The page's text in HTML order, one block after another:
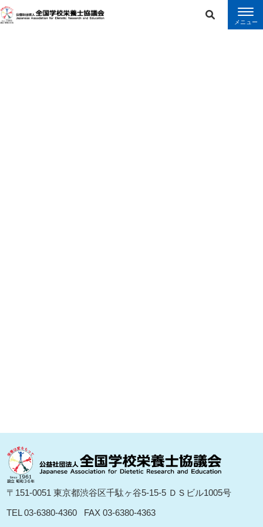
error
〒151-0051 東京都渋⾕区千駄ヶ⾕5-15-5 ＤＳビル1005号
TEL 03-6380-4360
FAX 03-6380-4363